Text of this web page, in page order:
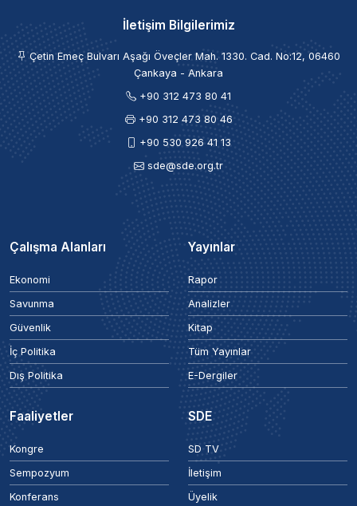
İletişim Bilgilerimiz
Çetin Emeç Bulvarı Aşağı Öveçler Mah. 1330. Cad. No:12, 06460
Çankaya - Ankara
+90 312 473 80 41
+90 312 473 80 46
+90 530 926 41 13
sde@sde.org.tr
Çalışma Alanları
Ekonomi
Savunma
Güvenlik
İç Politika
Dış Politika
Yayınlar
Rapor
Analizler
Kitap
Tüm Yayınlar
E-Dergiler
Faaliyetler
Kongre
Sempozyum
Konferans
SDE
SD TV
İletişim
Üyelik